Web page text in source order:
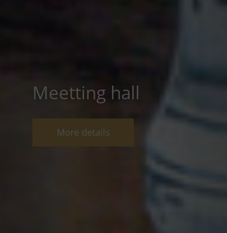
Meetting hall
More details